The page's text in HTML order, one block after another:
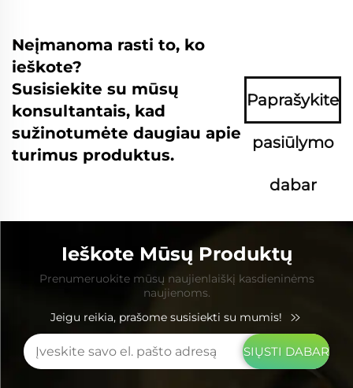
Neįmanoma rasti to, ko
ieškote?
Susisiekite su mūsų
konsultantais, kad
sužinotumėte daugiau apie
turimus produktus.
Paprašykite
pasiūlymo
dabar
Ieškote Mūsų Produktų
Prenumeruokite mūsų naujienlaiškį kasdieninėms
naujienoms.
Jeigu reikia, prašome susisiekti su mumis!
SIŲSTI DABAR